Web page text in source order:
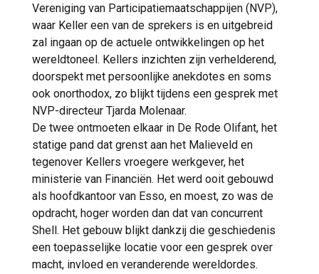
Vereniging van Participatiemaatschappijen (NVP),
waar Keller een van de sprekers is en uitgebreid
zal ingaan op de actuele ontwikkelingen op het
wereldtoneel. Kellers inzichten zijn verhelderend,
doorspekt met persoonlijke anekdotes en soms
ook onorthodox, zo blijkt tijdens een gesprek met
NVP-directeur Tjarda Molenaar.
De twee ontmoeten elkaar in De Rode Olifant, het
statige pand dat grenst aan het Malieveld en
tegenover Kellers vroegere werkgever, het
ministerie van Financiën. Het werd ooit gebouwd
als hoofdkantoor van Esso, en moest, zo was de
opdracht, hoger worden dan dat van concurrent
Shell. Het gebouw blijkt dankzij die geschiedenis
een toepasselijke locatie voor een gesprek over
macht, invloed en veranderende wereldordes.